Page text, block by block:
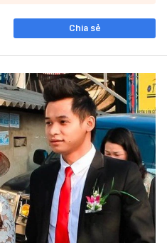
Chia sẻ